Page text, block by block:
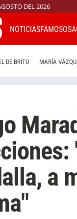
DEL 2026
NOTICIASFAMOSOS
DE BRITO MARÍA
a